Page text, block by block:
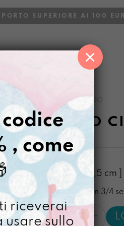
SUPERIORE AI 100
TantoSoldino CIELITOLINDO
10,5 x 20,5 x 2,5 cm ]
in preordine disponibile in 3/4
TantoSoldino
CIELITOLINDO
, come
riceverai
usare sullo
×